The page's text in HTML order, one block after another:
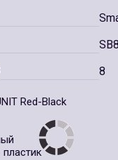
8
Red-Black